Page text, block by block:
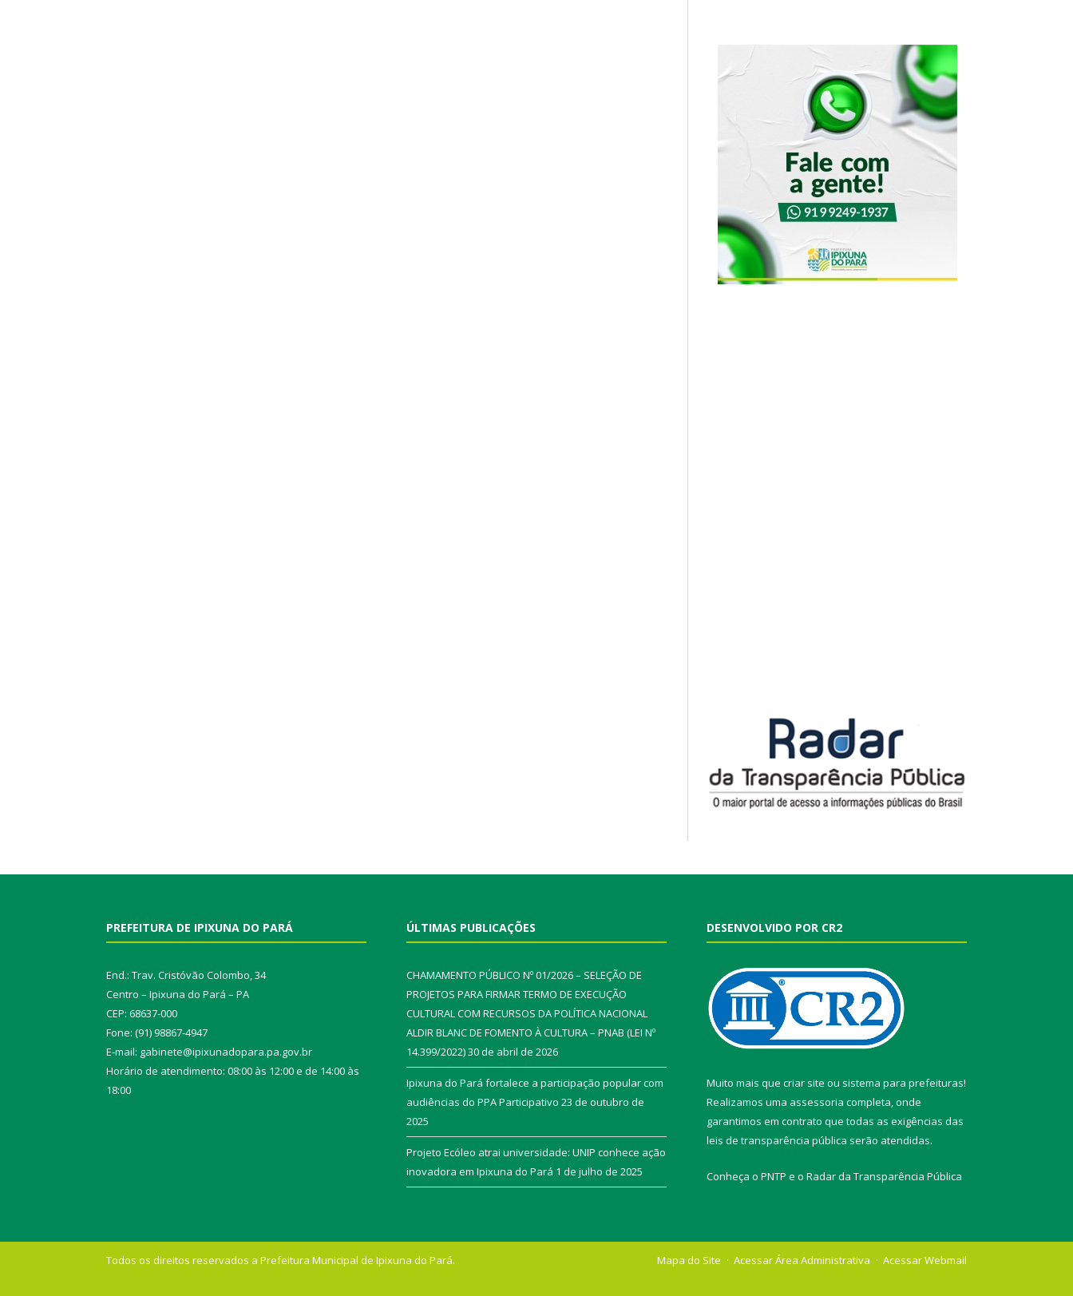
PREFEITURA DE IPIXUNA DO PARÁ
End.: Trav. Cristóvão Colombo, 34
Centro – Ipixuna do Pará – PA
CEP: 68637-000
Fone: (91) 98867-4947
E-mail: gabinete@ipixunadopara.pa.gov.br
Horário de atendimento: 08:00 às 12:00 e de 14:00 às
18:00
ÚLTIMAS PUBLICAÇÕES
CHAMAMENTO PÚBLICO Nº 01/2026 – SELEÇÃO DE
PROJETOS PARA FIRMAR TERMO DE EXECUÇÃO
CULTURAL COM RECURSOS DA POLÍTICA NACIONAL
ALDIR BLANC DE FOMENTO À CULTURA – PNAB (LEI Nº
14.399/2022)30 de abril de 2026
Ipixuna do Pará fortalece a participação popular com
audiências do PPA Participativo 23 de outubro de
2025
Projeto Ecóleo atrai universidade: UNIP conhece ação
inovadora em Ipixuna do Pará 1 de julho de 2025
DESENVOLVIDO POR CR2
Muito mais que criar site ou sistema para prefeituras!
Realizamos uma assessoria completa, onde
garantimos em contrato que todas as exigências das
leis de transparência pública serão atendidas.
Conheça o PNTP e o Radar da Transparência Pública
Todos os direitos reservados a Prefeitura Municipal de Ipixuna do Pará. Mapa do Site Acessar Área Administrativa Acessar Webmail